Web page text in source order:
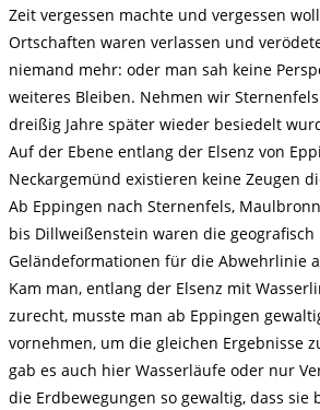
Zeit vergessen machte und vergessen
Ortschaften waren verlassen und
niemand mehr: oder man sah keine
weiteres Bleiben. Nehmen wir
dreißig Jahre später wieder besiedelt
Auf der Ebene entlang der Elsenz von
Neckargemünd existieren keine Zeugen
Ab Eppingen nach Sternenfels,
bis Dillweißenstein waren die geografisch
Geländeformationen für die Abwehrlinie
Kam man, entlang der Elsenz mit
zurecht, musste man ab Eppingen
vornehmen, um die gleichen Ergebnisse
gab es auch hier Wasserläufe oder nur
die Erdbewegungen so gewaltig, dass sie